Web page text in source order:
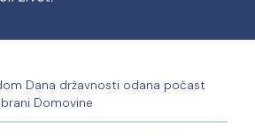
Dana državnosti odana počast
Domovine